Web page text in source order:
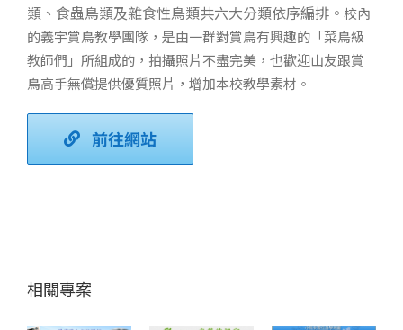
類、食蟲鳥類及雜食性鳥類共六大分類依序編排。 校內
的義宇賞鳥教學團隊，是由一群對賞鳥有興趣的「菜鳥級
教師們」所組成的，拍攝照片不盡完美，也歡迎山友跟賞
鳥高手無償提供優質照片，增加本校教學素材。
前往網站
相關專案